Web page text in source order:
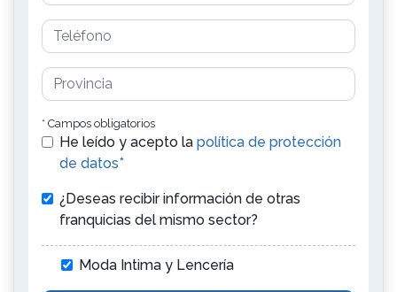
* Campos obligatorios
He leído y acepto la política de protección
de datos*
¿Deseas recibir información de otras
franquicias del mismo sector?
Moda Intima y Lencería